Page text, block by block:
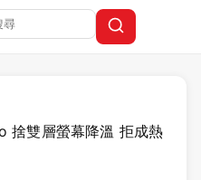
捨雙層螢幕降溫 拒成熱